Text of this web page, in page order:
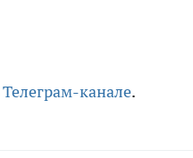
Телеграм-канале.